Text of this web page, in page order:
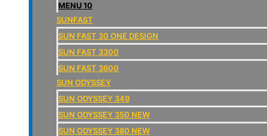
MENU 10
SUNFAST
SUN FAST 30 ONE DESIGN
SUN FAST 3300
SUN FAST 3600
SUN ODYSSEY
SUN ODYSSEY 349
SUN ODYSSEY 350 NEW
SUN ODYSSEY 380 NEW